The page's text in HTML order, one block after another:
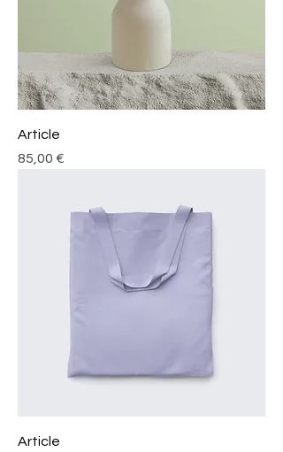
Article
Prix
85,00 €
Article